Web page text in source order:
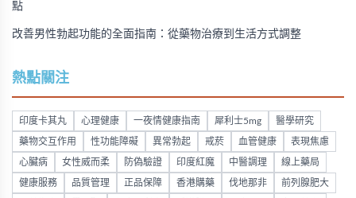
點
改善男性勃起功能的全面指南：從藥物治療到生活方式調整
熱點關注
印度卡其丸 心理健康 一夜情健康指南 犀利士5mg 醫學研究
藥物交互作用 性功能障礙 異常勃起 戒菸 血管健康 表現焦慮
心臟病 女性威而柔 防偽驗證 印度紅魔 中醫調理 線上藥局
健康服務 品質管理 正品保障 香港購藥 伐地那非 前列腺肥大